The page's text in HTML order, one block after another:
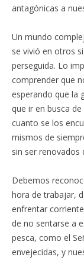
antagónicas a
Un mundo
se vivió en otros
perseguida. Lo
comprender que
esperando que la
que ir en busca
cuanto se los
mismos de
sin ser renovados
Debemos
hora de trabajar,
enfrentar
de no sentarse a
pesca, como el
envejecidas, y